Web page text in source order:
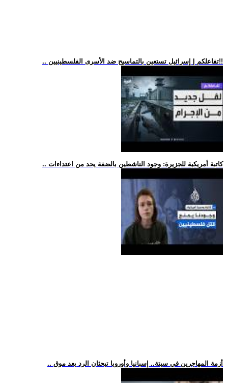
.. تفاعلكم | إسرائيل تستعين بالتماسيح ضد الأسرى الفلسطينيين!!
.. كاتبة أمريكية للجزيرة: وجود الناشطين بالضفة يحد من اعتداءات
.. أزمة المهاجرين في سبتة.. إسبانيا وأوروبا تبحثان الرد بعد موق